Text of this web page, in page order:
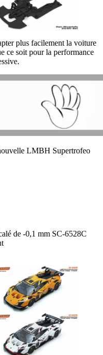
plus facilement la voiture
ce soit pour la performance
LMBH Supertrofeo
de -0,1 mm SC-6528C